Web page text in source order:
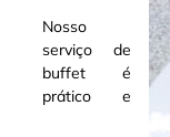
Nosso
serviço de
buffet é
prático e